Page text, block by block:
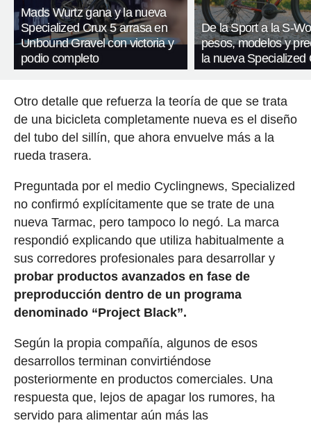
Mads Wurtz gana y la nueva
Specialized Crux 5 arrasa en
Unbound Gravel con victoria y
podio completo
De la Sport a la S-
pesos, modelos y
la nueva Specialized
Otro detalle que refuerza la teoría de que se trata
de una bicicleta completamente nueva es el diseño
del tubo del sillín, que ahora envuelve más a la
rueda trasera.
Preguntada por el medio Cyclingnews, Specialized
no confirmó explícitamente que se trate de una
nueva Tarmac, pero tampoco lo negó. La marca
respondió explicando que utiliza habitualmente a
sus corredores profesionales para desarrollar y
probar productos avanzados en fase de
preproducción dentro de un programa
denominado “Project Black”.
Según la propia compañía, algunos de esos
desarrollos terminan convirtiéndose
posteriormente en productos comerciales. Una
respuesta que, lejos de apagar los rumores, ha
servido para alimentar aún más las